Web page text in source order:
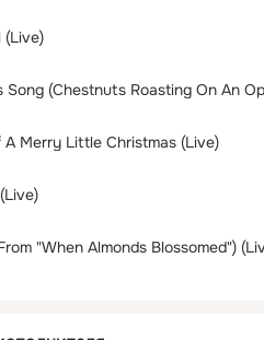
(Live)
Song (Chestnuts Roasting On An
A Merry Little Christmas (Live)
"When Almonds Blossomed")